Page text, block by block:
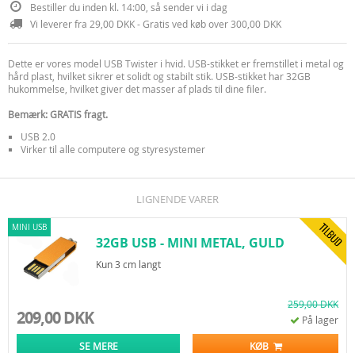
Bestiller du inden kl. 14:00, så sender vi i dag
Vi leverer fra 29,00 DKK - Gratis ved køb over 300,00 DKK
Dette er vores model USB Twister i hvid. USB-stikket er fremstillet i metal og
hård plast, hvilket sikrer et solidt og stabilt stik. USB-stikket har 32GB
hukommelse, hvilket giver det masser af plads til dine filer.
Bemærk: GRATIS fragt.
USB 2.0
Virker til alle computere og styresystemer
LIGNENDE VARER
MINI USB
32GB USB - MINI METAL, GULD
Kun 3 cm langt
209,00 DKK
259,00 DKK
På lager
SE MERE KØB